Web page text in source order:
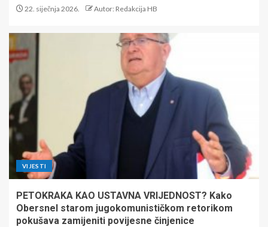
22. siječnja 2026. Autor: Redakcija HB
VIJESTI
PETOKRAKA KAO USTAVNA VRIJEDNOST? Kako
Obersnel starom jugokomunističkom retorikom
pokušava zamijeniti povijesne činjenice